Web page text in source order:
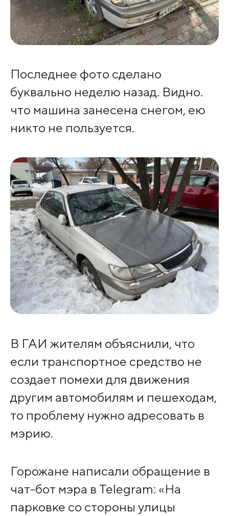
Последнее фото сделано
буквально неделю назад. Видно.
что машина занесена снегом, ею
никто не пользуется.
В ГАИ жителям объяснили, что
если транспортное средство не
создает помехи для движения
другим автомобилям и пешеходам,
то проблему нужно адресовать в
мэрию.
Горожане написали обращение в
чат-бот мэра в Telegram: «На
парковке со стороны улицы